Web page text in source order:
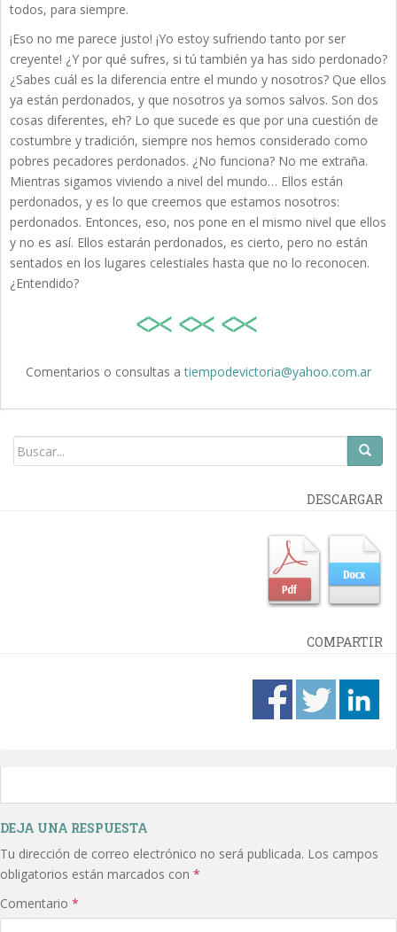
todos, para siempre.
¡Eso no me parece justo! ¡Yo estoy sufriendo tanto por ser
creyente! ¿Y por qué sufres, si tú también ya has sido perdonado?
¿Sabes cuál es la diferencia entre el mundo y nosotros? Que ellos
ya están perdonados, y que nosotros ya somos salvos. Son dos
cosas diferentes, eh? Lo que sucede es que por una cuestión de
costumbre y tradición, siempre nos hemos considerado como
pobres pecadores perdonados. ¿No funciona? No me extraña.
Mientras sigamos viviendo a nivel del mundo… Ellos están
perdonados, y es lo que creemos que estamos nosotros:
perdonados. Entonces, eso, nos pone en el mismo nivel que ellos
y no es así. Ellos estarán perdonados, es cierto, pero no están
sentados en los lugares celestiales hasta que no lo reconocen.
¿Entendido?
Comentarios o consultas atiempodevictoria@yahoo.com.ar
DESCARGAR
COMPARTIR
DEJA UNA RESPUESTA
Tu dirección de correo electrónico no será publicada. Los campos
obligatorios están marcados con *
Comentario *